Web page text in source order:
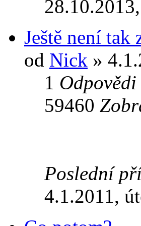
Ještě není tak
od Nick »
1 Odpovědi
59460
Poslední
4.1.2011,